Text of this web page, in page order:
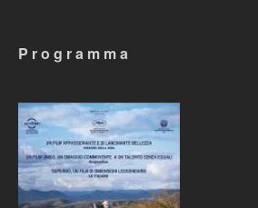
P r o g r a m m a